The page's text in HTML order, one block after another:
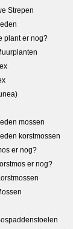
Strepen
plant er nog?
mossen
korstmossen
er nog?
er nog?